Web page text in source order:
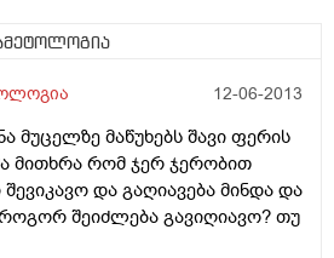
12-06-2013
მუცელზე მაწუხებს შავი ფერის
მითხრა რომ ჯერ ჯერობით
და გაღიავება მინდა და
შეიძლება გავიღიავო? თუ